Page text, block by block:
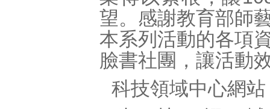
望。感謝教育部師
本系列活動的各項
臉書社團，讓活動
科技領域中心網站